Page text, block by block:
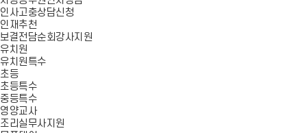
인사고충상담신청
인재추천
보결전담순회강사지원
유치원
유치원특수
초등
초등특수
중등특수
영양교사
조리실무사지원